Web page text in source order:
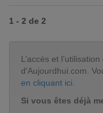
1 - 2 de 2
L’accès et
d'Aujourdhui.com.
en cliquant ici.
Si vous êtes déjà